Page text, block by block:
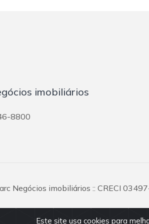
Este site usa cookies para
imobiliários
8800
Negócios imobiliários :: CRECI